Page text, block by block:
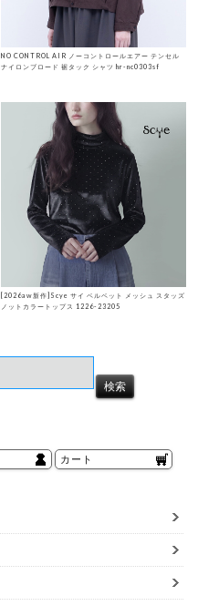
NO CONTROL AIR ノーコントロールエアー テンセル
ナイロンブロード 裾タック シャツ hr-nc0303sf
[2026aw新作]Scye サイ ベルベット メッシュ スタッズ
ノットカラートップス 1226-23205
カート